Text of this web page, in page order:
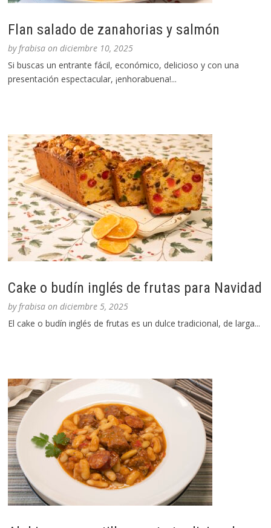
Flan salado de zanahorias y salmón
byfrabisa ondiciembre 10, 2025
Si buscas un entrante fácil, económico, delicioso y con una
presentación espectacular, ¡enhorabuena!...
Cake o budín inglés de frutas para Navidad
byfrabisa ondiciembre 5, 2025
El cake o budín inglés de frutas es un dulce tradicional, de larga...